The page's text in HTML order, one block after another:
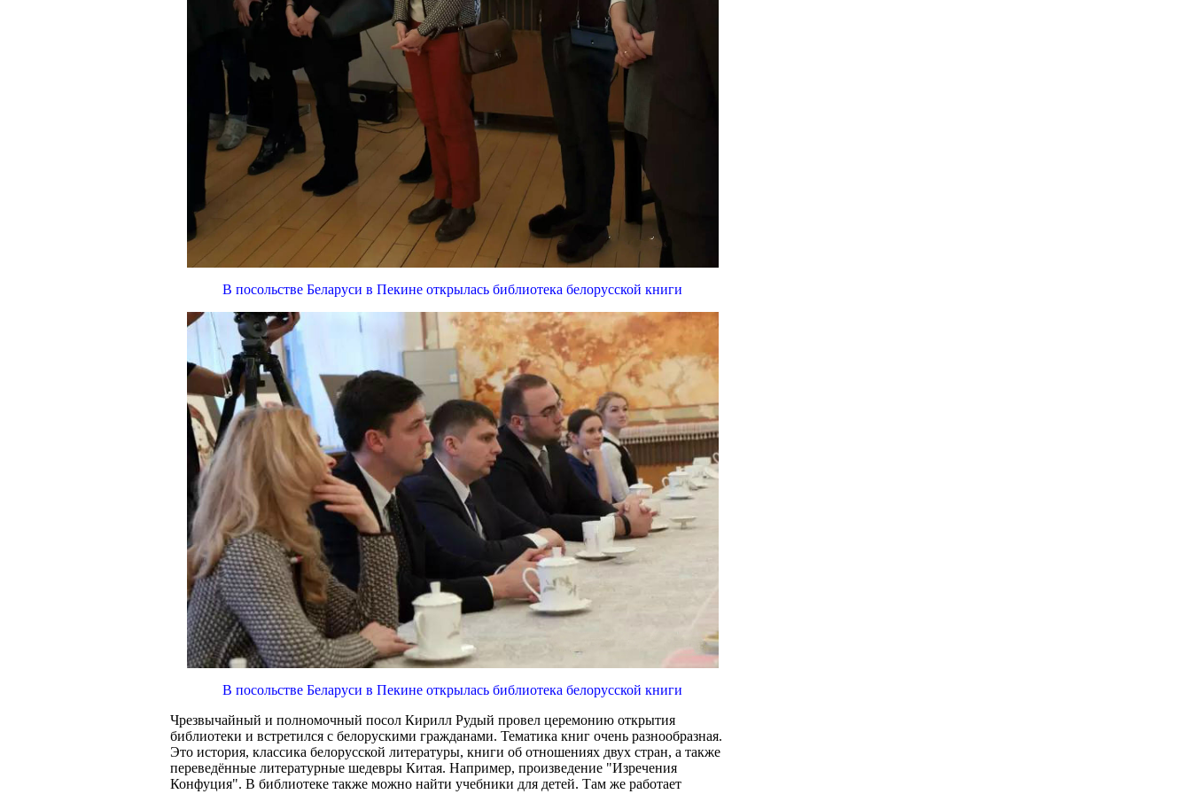
В посольстве Беларуси в Пекине открылась библиотека белорусской книги
В посольстве Беларуси в Пекине открылась библиотека белорусской книги
Чрезвычайный и полномочный посол Кирилл Рудый провел церемонию открытия
библиотеки и встретился с белорускими гражданами. Тематика книг очень разнообразная.
Это история, классика белорусской литературы, книги об отношениях двух стран, а также
переведённые литературные шедевры Китая. Например, произведение "Изречения
Конфуция". В библиотеке также можно найти учебники для детей. Там же работает